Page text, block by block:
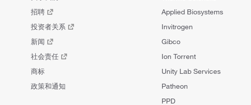
招聘
投资者关系
新闻
社会责任
商标
政策和通知
Applied Biosystems
Invitrogen
Gibco
Ion Torrent
Unity Lab Services
Patheon
PPD